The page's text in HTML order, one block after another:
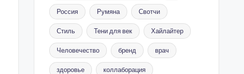
Россия Румяна Свотчи
Стиль Тени для век Хайлайтер
Человечество бренд врач
здоровье коллаборация